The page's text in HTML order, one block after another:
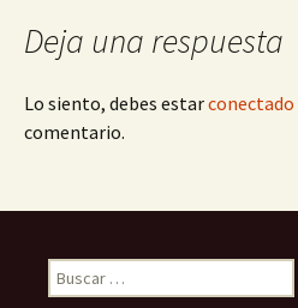
Deja una respuesta
Lo siento, debes estarconectado
comentario.
Buscar: